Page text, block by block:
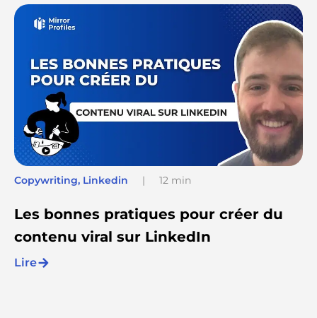
Copywriting, Linkedin | 12 min
Les bonnes pratiques pour créer du
contenu viral sur LinkedIn
Lire